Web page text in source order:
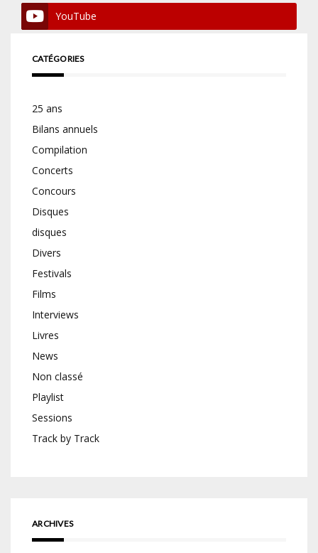
YouTube
CATÉGORIES
25 ans
Bilans annuels
Compilation
Concerts
Concours
Disques
disques
Divers
Festivals
Films
Interviews
Livres
News
Non classé
Playlist
Sessions
Track by Track
ARCHIVES